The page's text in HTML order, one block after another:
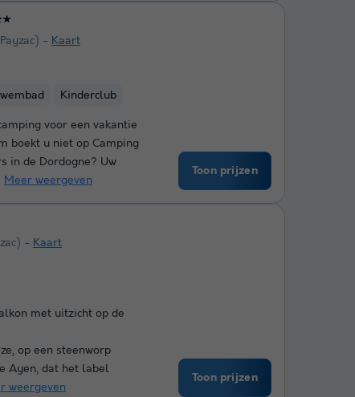
Kaart
Kinderclub
voor een vakantie
boekt u niet op Camping
in de Dordogne? Uw
Meer weergeven
Toon prijzen
Kaart
met uitzicht op de
op een steenworp
Ayen, dat het label
weergeven
Toon prijzen